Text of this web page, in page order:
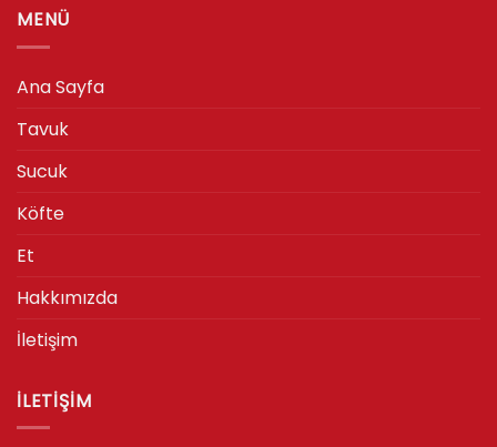
MENÜ
Ana Sayfa
Tavuk
Sucuk
Köfte
Et
Hakkımızda
İletişim
İLETIŞIM